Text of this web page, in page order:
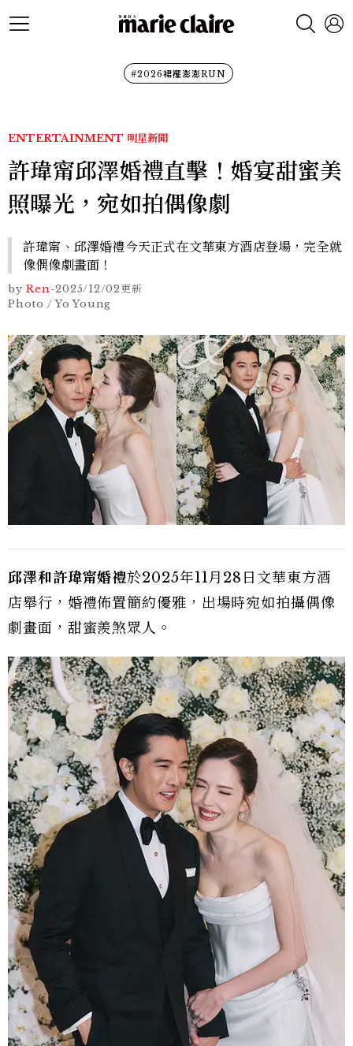
#2026裙襬澎澎RUN
ENTERTAINMENT 明星新聞
許瑋甯邱澤婚禮直擊！婚宴甜蜜美
照曝光，宛如拍偶像劇
許瑋甯、邱澤婚禮今天正式在文華東方酒店登場，完全就
像偶像劇畫面！
by Ren-2025/12/02更新
Photo / Yo Young
邱澤和許瑋甯婚禮於2025年11月28日文華東方酒
店舉行，婚禮佈置簡約優雅，出場時宛如拍攝偶像
劇畫面，甜蜜羨煞眾人。